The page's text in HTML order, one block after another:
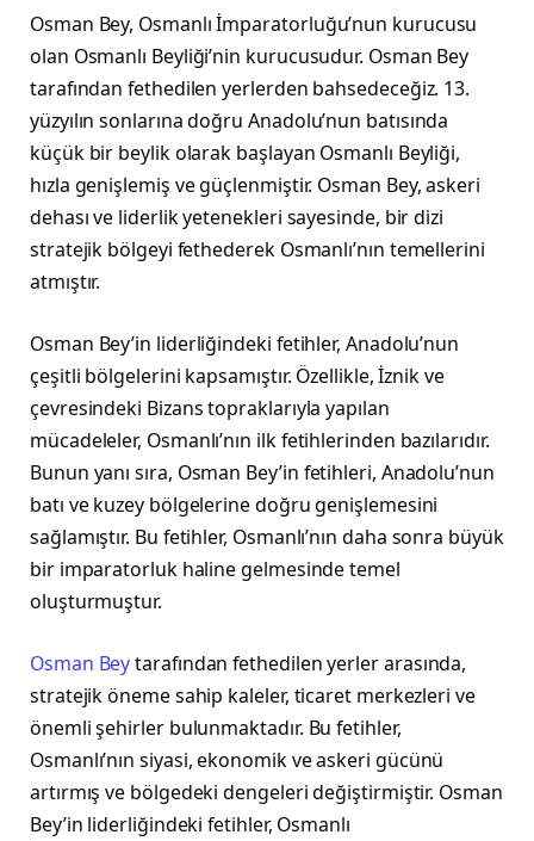
Osman Bey, Osmanlı İmparatorluğu’nun kurucusu
olan Osmanlı Beyliği’nin kurucusudur. Osman Bey
tarafından fethedilen yerlerden bahsedeceğiz. 13.
yüzyılın sonlarına doğru Anadolu’nun batısında
küçük bir beylik olarak başlayan Osmanlı Beyliği,
hızla genişlemiş ve güçlenmiştir. Osman Bey, askeri
dehası ve liderlik yetenekleri sayesinde, bir dizi
stratejik bölgeyi fethederek Osmanlı’nın temellerini
atmıştır.
Osman Bey’in liderliğindeki fetihler, Anadolu’nun
çeşitli bölgelerini kapsamıştır. Özellikle, İznik ve
çevresindeki Bizans topraklarıyla yapılan
mücadeleler, Osmanlı’nın ilk fetihlerinden bazılarıdır.
Bunun yanı sıra, Osman Bey’in fetihleri, Anadolu’nun
batı ve kuzey bölgelerine doğru genişlemesini
sağlamıştır. Bu fetihler, Osmanlı’nın daha sonra büyük
bir imparatorluk haline gelmesinde temel
oluşturmuştur.
Osman Beytarafından fethedilen yerler arasında,
stratejik öneme sahip kaleler, ticaret merkezleri ve
önemli şehirler bulunmaktadır. Bu fetihler,
Osmanlı’nın siyasi, ekonomik ve askeri gücünü
artırmış ve bölgedeki dengeleri değiştirmiştir. Osman
Bey’in liderliğindeki fetihler, Osmanlı